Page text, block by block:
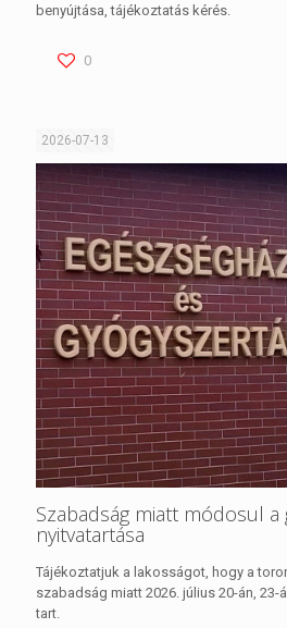
benyújtása, tájékoztatás kérés.
0
2026-07-13
Szabadság miatt módosul a
nyitvatartása
Tájékoztatjuk a lakosságot, hogy a
szabadság miatt 2026. július 20-án, 23-
tart.